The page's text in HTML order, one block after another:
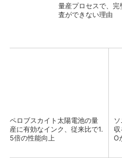
量産プロセスで、
査ができない理由
ペロブスカイト太陽電池の量
産に有効なインク、従来比で1.
5倍の性能向上
O